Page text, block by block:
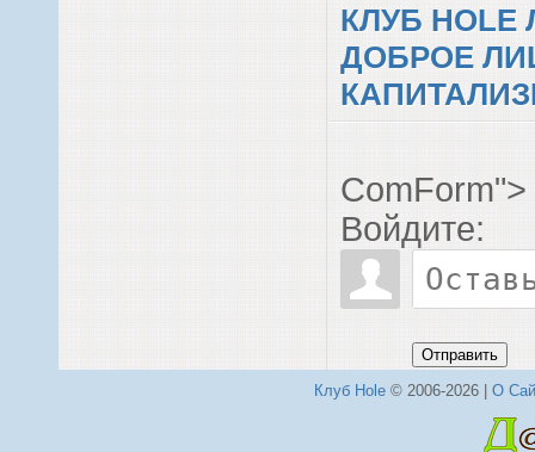
КЛУБ
ДОБРОЕ
ComForm">
Войдите:
Отправить
Клуб Hole© 2006-2026 | О